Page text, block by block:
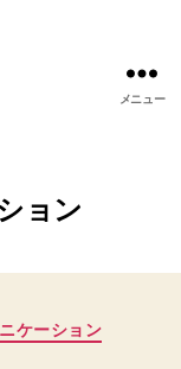
メニュー
ョン
ケーション